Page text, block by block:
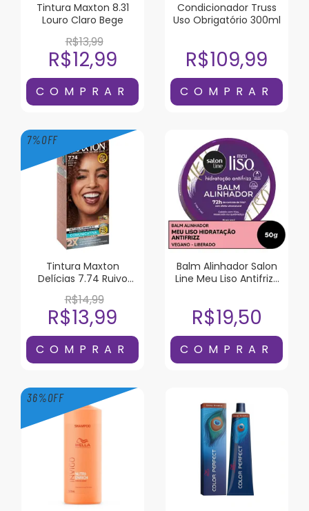
Tintura Maxton 8.31
Louro Claro Bege
R$13,99
R$12,99
Condicionador Truss
Uso Obrigatório 300ml
R$109,99
7%OFF
Tintura Maxton
Delícias 7.74 Ruivo
R$14,99
R$13,99
Balm Alinhador Salon
Line Meu Liso Antifrizz
R$19,50
36%OFF